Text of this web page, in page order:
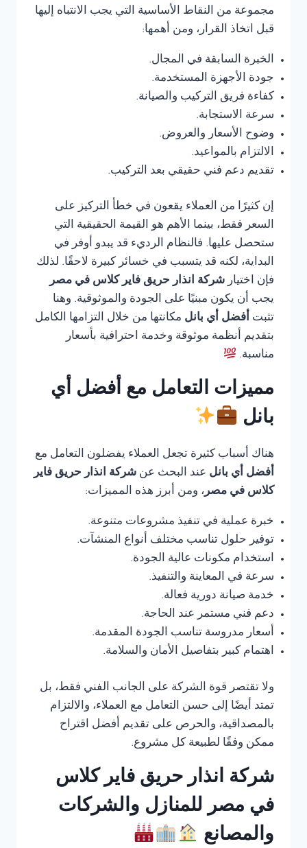
مجموعة من النقاط الأساسية التي يجب الانتباه إليها
قبل اتخاذ القرار، ومن أهمها:
الخبرة السابقة في المجال.
جودة الأجهزة المستخدمة.
كفاءة فريق التركيب والصيانة.
سرعة الاستجابة.
وضوح الأسعار والعروض.
الالتزام بالمواعيد.
تقديم دعم فني حقيقي بعد التركيب.
إن كثيرًا من العملاء يقعون في خطأ التركيز على
السعر فقط، بينما الأهم هو القيمة الحقيقية التي
ستحصل عليها. فالنظام الرديء قد يبدو أوفر في
البداية، لكنه قد يتسبب في خسائر كبيرة لاحقًا. لذلك
فإن اختيار شركة انذار حريق فاير كلاس في مصر
يجب أن يكون مبنيًا على الجودة والموثوقية. وهنا
تثبت أفضل أي بانل مكانتها من خلال التزامها الكامل
بتقديم أنظمة موثوقة وخدمة احترافية بأسعار
مناسبة.
مميزات التعامل مع أفضل أي
بانل
هناك أسباب كثيرة تجعل العملاء يفضلون التعامل مع
أفضل أي بانل عند البحث عن شركة انذار حريق فاير
كلاس في مصر، ومن أبرز هذه المميزات:
خبرة عملية في تنفيذ مشروعات متنوعة.
توفير حلول تناسب مختلف أنواع المنشآت.
استخدام مكونات عالية الجودة.
سرعة في المعاينة والتنفيذ.
خدمة صيانة دورية فعالة.
دعم فني مستمر عند الحاجة.
أسعار مدروسة تناسب الجودة المقدمة.
اهتمام كبير بتفاصيل الأمان والسلامة.
ولا تقتصر قوة الشركة على الجانب الفني فقط، بل
تمتد أيضًا إلى حسن التعامل مع العملاء، والالتزام
بالمصداقية، والحرص على تقديم أفضل اقتراح
ممكن وفقًا لطبيعة كل مشروع.
شركة انذار حريق فاير كلاس
في مصر للمنازل والشركات
والمصانع